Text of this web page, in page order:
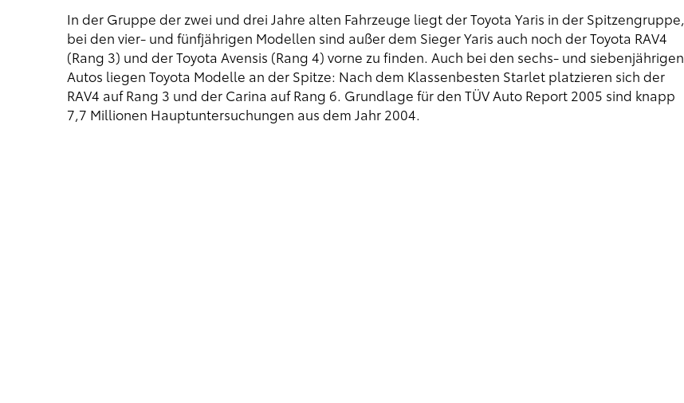
In der Gruppe der zwei und drei Jahre alten Fahrzeuge liegt der Toyota Yaris in der Spitzengruppe,
bei den vier- und fünfjährigen Modellen sind außer dem Sieger Yaris auch noch der Toyota RAV4
(Rang 3) und der Toyota Avensis (Rang 4) vorne zu finden. Auch bei den sechs- und siebenjährigen
Autos liegen Toyota Modelle an der Spitze: Nach dem Klassenbesten Starlet platzieren sich der
RAV4 auf Rang 3 und der Carina auf Rang 6. Grundlage für den TÜV Auto Report 2005 sind knapp
7,7 Millionen Hauptuntersuchungen aus dem Jahr 2004.